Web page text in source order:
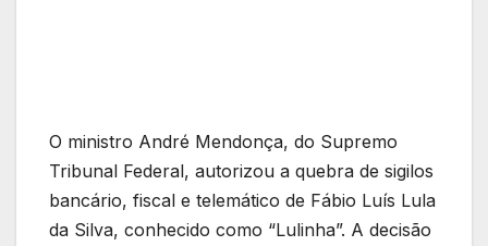
O ministro André Mendonça, do Supremo
Tribunal Federal, autorizou a quebra de sigilos
bancário, fiscal e telemático de Fábio Luís Lula
da Silva, conhecido como “Lulinha”. A decisão